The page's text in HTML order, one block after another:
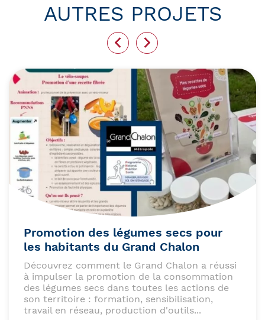
AUTRES PROJETS
Promotion des légumes secs pour
les habitants du Grand Chalon
Découvrez comment le Grand Chalon a réussi
à impulser la promotion de la consommation
des légumes secs dans toutes les actions de
son territoire : formation, sensibilisation,
travail en réseau, production d'outils...